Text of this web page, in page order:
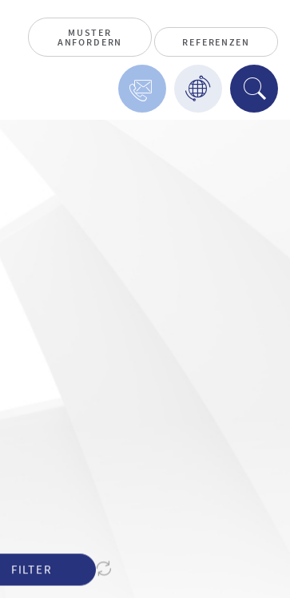
MUSTER
ANFORDERN
REFERENZEN
FILTER